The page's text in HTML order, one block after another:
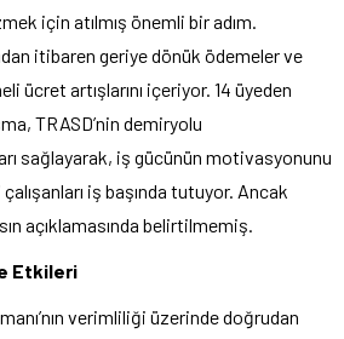
için atılmış önemli bir adım.
itibaren geriye dönük ödemeler ve
ücret artışlarını içeriyor. 14 üyeden
TRASD’nin demiryolu
sağlayarak, iş gücünün motivasyonunu
iş başında tutuyor. Ancak
açıklamasında belirtilmemiş.
Etkileri
verimliliği üzerinde doğrudan